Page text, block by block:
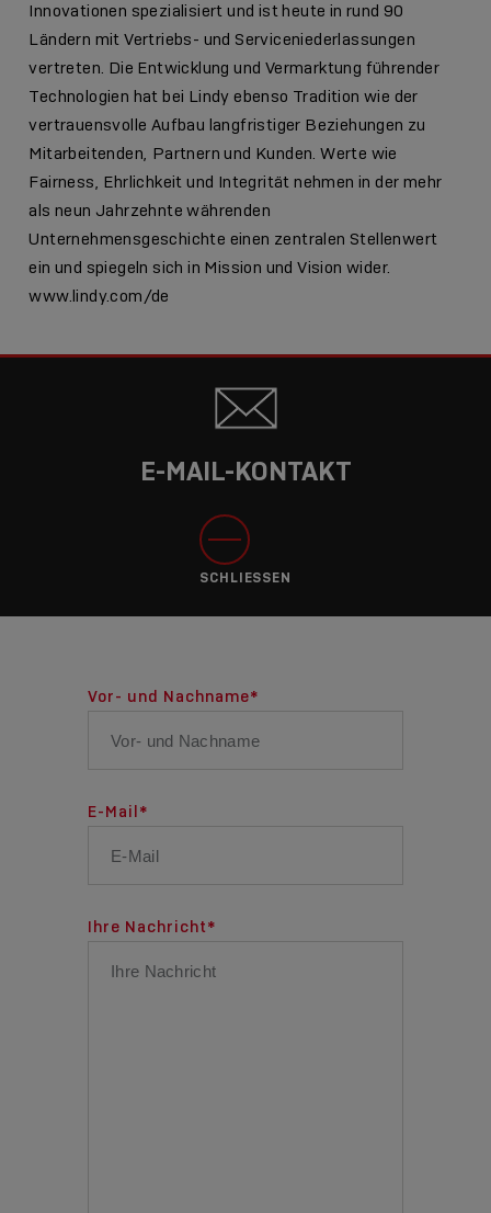
Innovationen spezialisiert und ist heute in rund 90
Ländern mit Vertriebs- und Serviceniederlassungen
vertreten. Die Entwicklung und Vermarktung führender
Technologien hat bei Lindy ebenso Tradition wie der
vertrauensvolle Aufbau langfristiger Beziehungen zu
Mitarbeitenden, Partnern und Kunden. Werte wie
Fairness, Ehrlichkeit und Integrität nehmen in der mehr
als neun Jahrzehnte währenden
Unternehmensgeschichte einen zentralen Stellenwert
ein und spiegeln sich in Mission und Vision wider.
www.lindy.com/de
E-MAIL-KONTAKT
SCHLIESSEN
Vor- und Nachname*
E-Mail*
Ihre Nachricht*